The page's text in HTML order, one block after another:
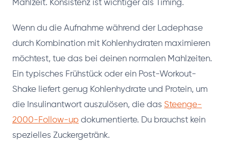
Mahlzeit. Konsistenz ist wichtiger als Timing.
Wenn du die Aufnahme während der Ladephase
durch Kombination mit Kohlenhydraten maximieren
möchtest, tue das bei deinen normalen Mahlzeiten.
Ein typisches Frühstück oder ein Post-Workout-
Shake liefert genug Kohlenhydrate und Protein, um
die Insulinantwort auszulösen, die das Steenge-
2000-Follow-up dokumentierte. Du brauchst kein
spezielles Zuckergetränk.